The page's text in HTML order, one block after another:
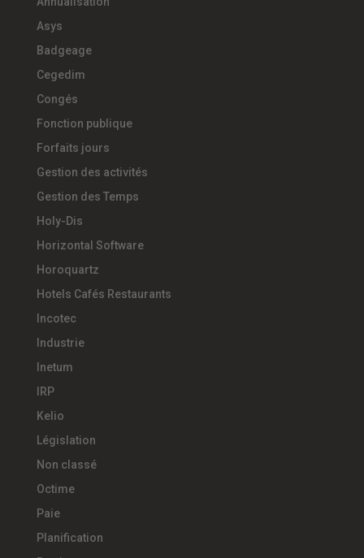
Asys
Badgeage
Cegedim
Congés
Fonction publique
Forfaits jours
Gestion des activités
Gestion des Temps
Holy-Dis
Horizontal Software
Horoquartz
Hotels Cafés Restaurants
Incotec
Industrie
Inetum
IRP
Kelio
Législation
Non classé
Octime
Paie
Planification